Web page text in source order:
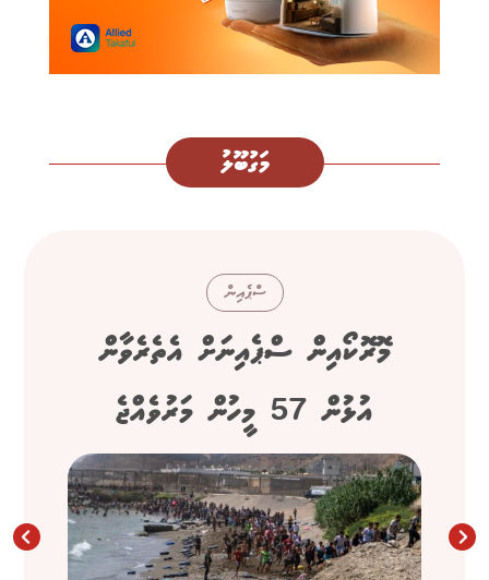
މަގުބޫލު
ސްޕެއިން
މޮރޮކޯއިން ސްޕެއިނަށް އެތެރެވާން
އުޅުން 57 މީހުން މަރުވެއްޖެ